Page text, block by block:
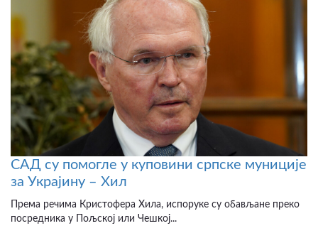
САД су помогле у куповини српске муниције
за Украјину – Хил
Према речима Кристофера Хила, испоруке су обављане преко
посредника у Пољској или Чешкој...